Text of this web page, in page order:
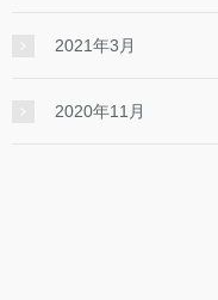
2021年3月
2020年11月